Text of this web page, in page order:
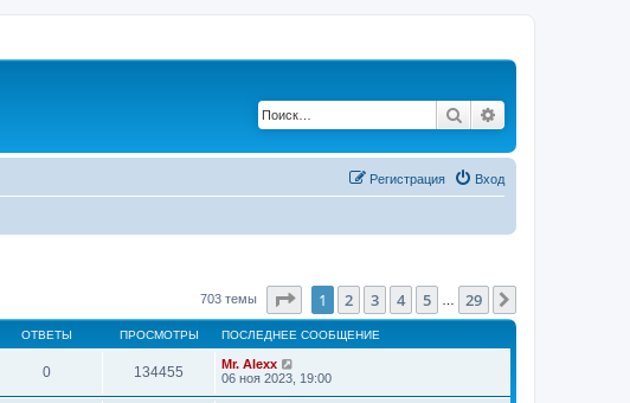
Поиск
Вход
Регистрация
703 темы Страница1 из 29
1 2 3 4 5 29
ОТВЕТЫ ПРОСМОТРЫ ПОСЛЕДНЕЕ СООБЩЕНИЕ
0 134455
Mr. Alexx
06 ноя 2023, 19:00